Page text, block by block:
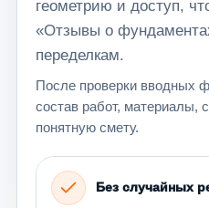
геометрию и доступ,
«Отзывы о
переделкам.
После проверки вводных
состав работ, материалы,
понятную смету.
Без случайных